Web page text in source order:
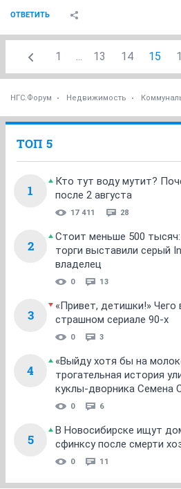
ОТВЕТИТЬ
1 ... 13 14 15
НГС.Форум Недвижимость
ТОП 5
1
Кто тут воду мутит?
после 2 августа
17 411 28
2
Стоит меньше 500
торги выставили серый
владелец
0 13
3
«Привет, детишки!»
страшном сериале 90-х
0 3
4
«Выйду хотя бы на
трогательная история
куклы-дворника Семена
0 6
5
В Новосибирске ищут
сфинксу после смерти
0 11